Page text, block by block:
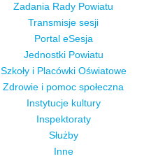
Zadania Rady Powiatu
Transmisje sesji
Portal eSesja
Jednostki Powiatu
Szkoły i Placówki Oświatowe
Zdrowie i pomoc społeczna
Instytucje kultury
Inspektoraty
Służby
Inne